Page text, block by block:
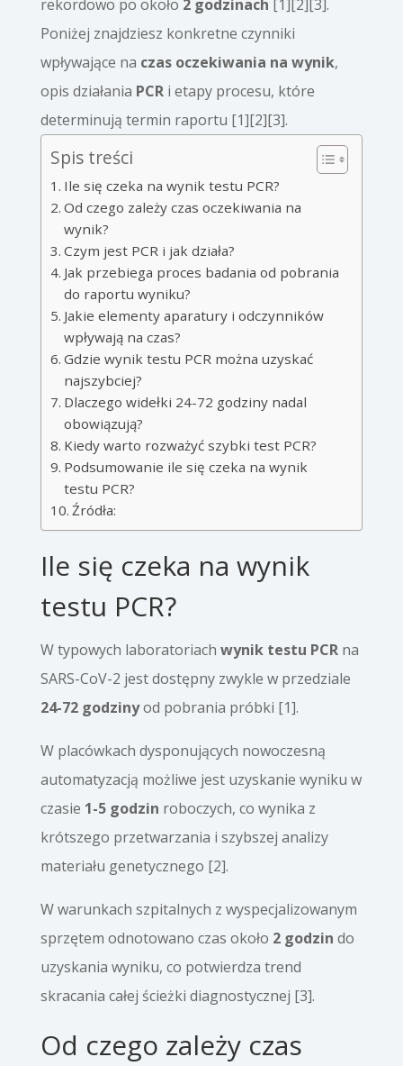
rekordowo po około 2 godzinach [1][2][3].
Poniżej znajdziesz konkretne czynniki
wpływające na czas oczekiwania na wynik,
opis działania PCRi etapy procesu, które
determinują termin raportu [1][2][3].
Spis treści
Ile się czeka na wynik testu PCR?
Od czego zależy czas oczekiwania na
wynik?
Czym jest PCR i jak działa?
Jak przebiega proces badania od pobrania
do raportu wyniku?
Jakie elementy aparatury i odczynników
wpływają na czas?
Gdzie wynik testu PCR można uzyskać
najszybciej?
Dlaczego widełki 24-72 godziny nadal
obowiązują?
Kiedy warto rozważyć szybki test PCR?
Podsumowanie ile się czeka na wynik
testu PCR?
Źródła:
Ile się czeka na wynik
testu PCR?
W typowych laboratoriach wynik testu PCRna
SARS-CoV-2 jest dostępny zwykle w przedziale
24-72 godzinyod pobrania próbki [1].
W placówkach dysponujących nowoczesną
automatyzacją możliwe jest uzyskanie wyniku w
czasie 1-5 godzin roboczych, co wynika z
krótszego przetwarzania i szybszej analizy
materiału genetycznego [2].
W warunkach szpitalnych z wyspecjalizowanym
sprzętem odnotowano czas około 2 godzin do
uzyskania wyniku, co potwierdza trend
skracania całej ścieżki diagnostycznej [3].
Od czego zależy czas